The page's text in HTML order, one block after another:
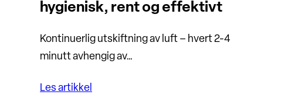
hygienisk, rent og effektivt
Kontinuerlig utskiftning av luft – hvert 2-4
minutt avhengig av…
Les artikkel